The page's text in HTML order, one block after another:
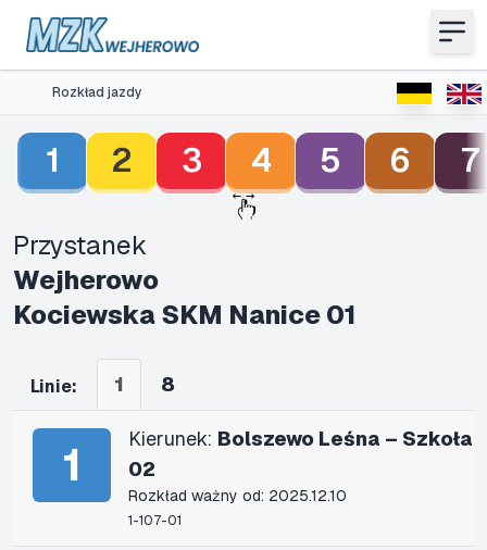
Rozkład jazdy
1 2 3 4 5 6 7
Przystanek
Wejherowo
Kociewska SKM Nanice 01
Linie: 1 8
1 Kierunek: Bolszewo Leśna – Szkoła
02
Rozkład ważny od: 2025.12.10
1-107-01